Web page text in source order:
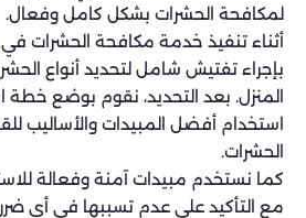
لمكافحة الحشرات بشكل كامل وفعال.
أثناء تنفيذ خدمة مكافحة الحشرات
بإجراء تفتيش شامل لتحديد أنواع
المنزل. بعد التحديد، نقوم بوضع خطة
استخدام أفضل المبيدات والأساليب
الحشرات.
كما نستخدم مبيدات آمنة وفعالة
مع التأكيد على عدم تسببها في أي